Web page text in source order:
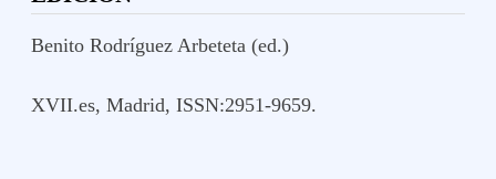
Benito Rodríguez Arbeteta (ed.)
XVII.es, Madrid, ISSN:2951-9659.